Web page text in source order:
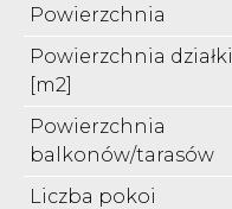
Powierzchnia
Powierzchnia działki
[m2]
Powierzchnia
balkonów/tarasów
Liczba pokoi